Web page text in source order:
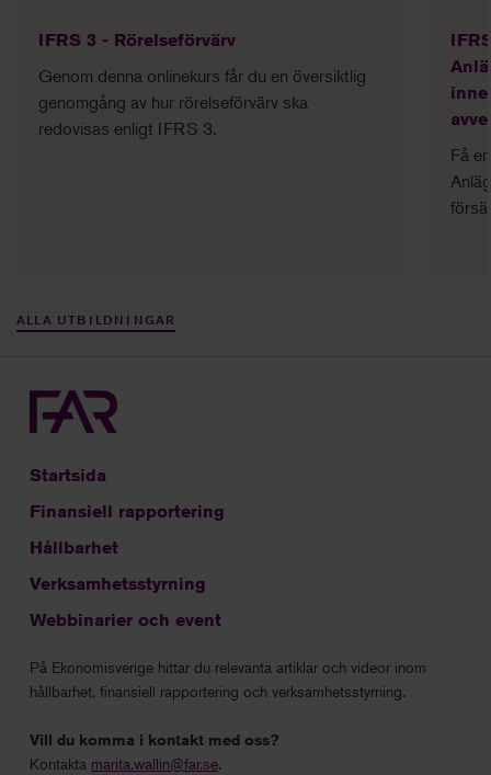
IFRS 3 - Rörelseförvärv
Genom denna onlinekurs får du en översiktlig
genomgång av hur rörelseförvärv ​ska
redovisas enligt IFRS 3.
Få
ALLA UTBILDNINGAR
Startsida
Finansiell rapportering
Hållbarhet
Verksamhetsstyrning
Webbinarier och event
På Ekonomisverige hittar du relevanta artiklar och videor inom
hållbarhet, finansiell rapportering och verksamhetsstyrning.
Vill du komma i kontakt med oss?
Kontakta marita.wallin@far.se.